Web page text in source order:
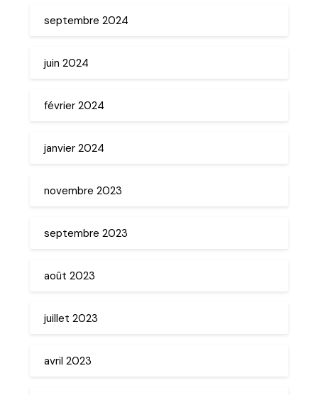
septembre 2024
juin 2024
février 2024
janvier 2024
novembre 2023
septembre 2023
août 2023
juillet 2023
avril 2023